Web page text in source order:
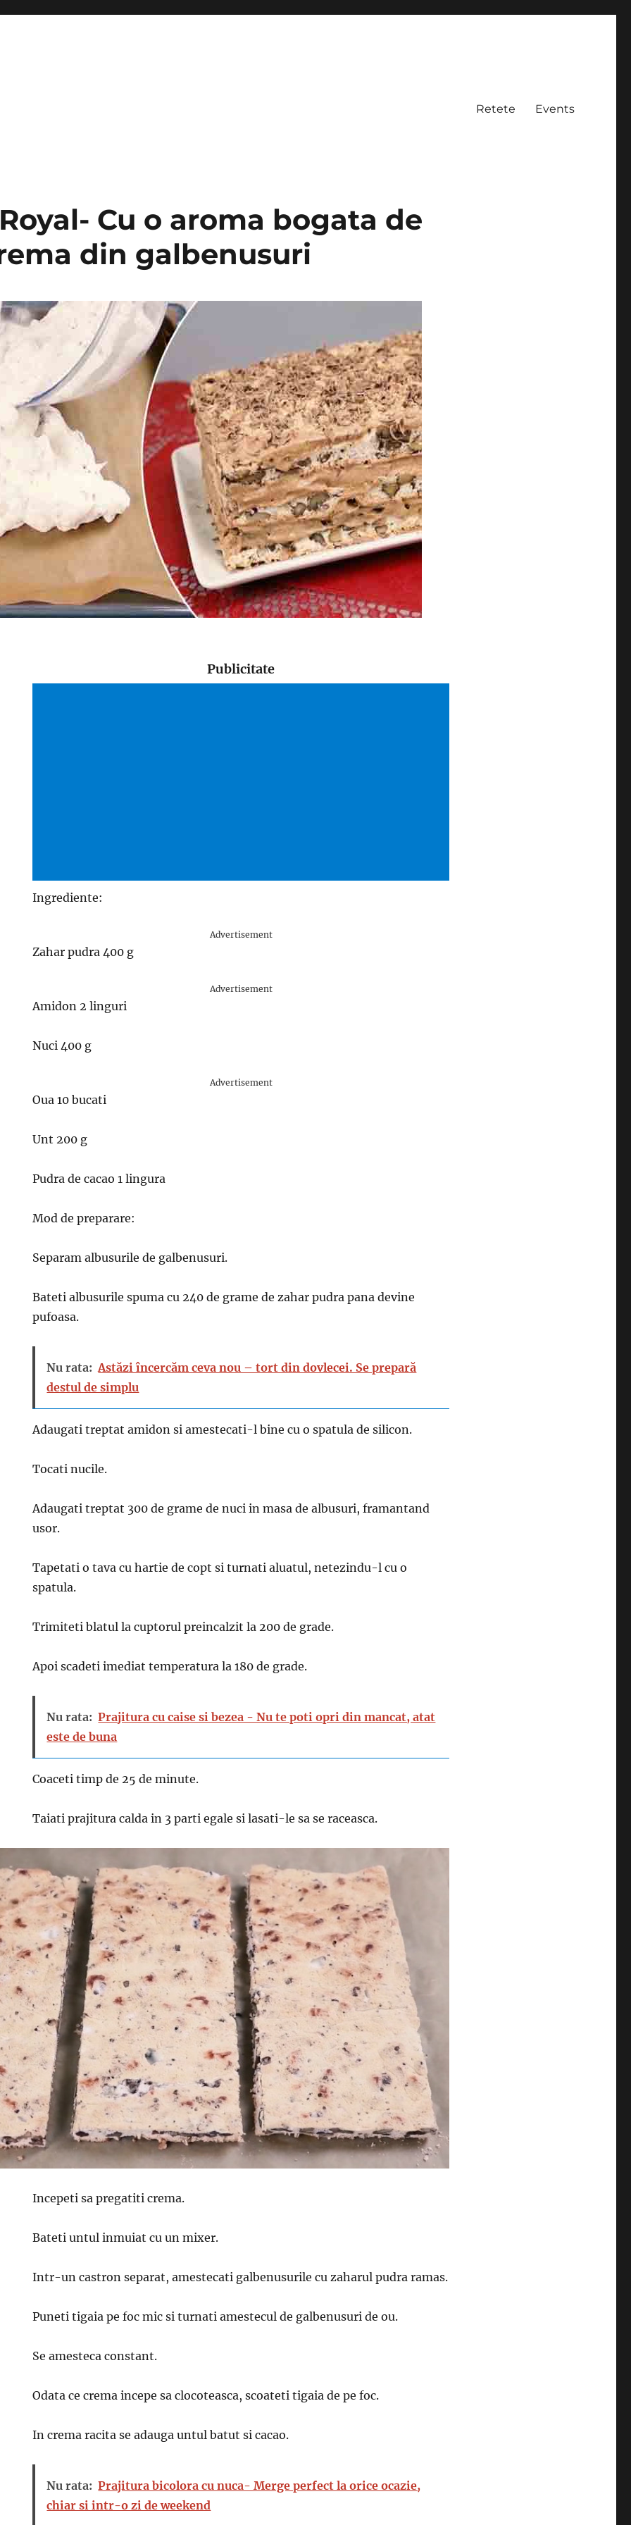
Retete Events
Cu o aroma bogata de
din galbenusuri
Publicitate
Ingrediente:
Advertisement
Zahar pudra 400 g
Advertisement
Amidon 2 linguri
Nuci 400 g
Advertisement
Oua 10 bucati
Unt 200 g
Pudra de cacao 1 lingura
Mod de preparare:
Separam albusurile de galbenusuri.
Bateti albusurile spuma cu 240 de grame de zahar pudra pana devine
pufoasa.
Nu rata: Astăzi încercăm ceva nou – tort din dovlecei. Se prepară
destul de simplu
Adaugati treptat amidon si amestecati-l bine cu o spatula de silicon.
Tocati nucile.
Adaugati treptat 300 de grame de nuci in masa de albusuri, framantand
usor.
Tapetati o tava cu hartie de copt si turnati aluatul, netezindu-l cu o
spatula.
Trimiteti blatul la cuptorul preincalzit la 200 de grade.
Apoi scadeti imediat temperatura la 180 de grade.
Nu rata: Prajitura cu caise si bezea - Nu te poti opri din mancat, atat
este de buna
Coaceti timp de 25 de minute.
Taiati prajitura calda in 3 parti egale si lasati-le sa se raceasca.
Incepeti sa pregatiti crema.
Bateti untul inmuiat cu un mixer.
Intr-un castron separat, amestecati galbenusurile cu zaharul pudra ramas.
Puneti tigaia pe foc mic si turnati amestecul de galbenusuri de ou.
Se amesteca constant.
Odata ce crema incepe sa clocoteasca, scoateti tigaia de pe foc.
In crema racita se adauga untul batut si cacao.
Nu rata: Prajitura bicolora cu nuca- Merge perfect la orice ocazie,
chiar si intr-o zi de weekend